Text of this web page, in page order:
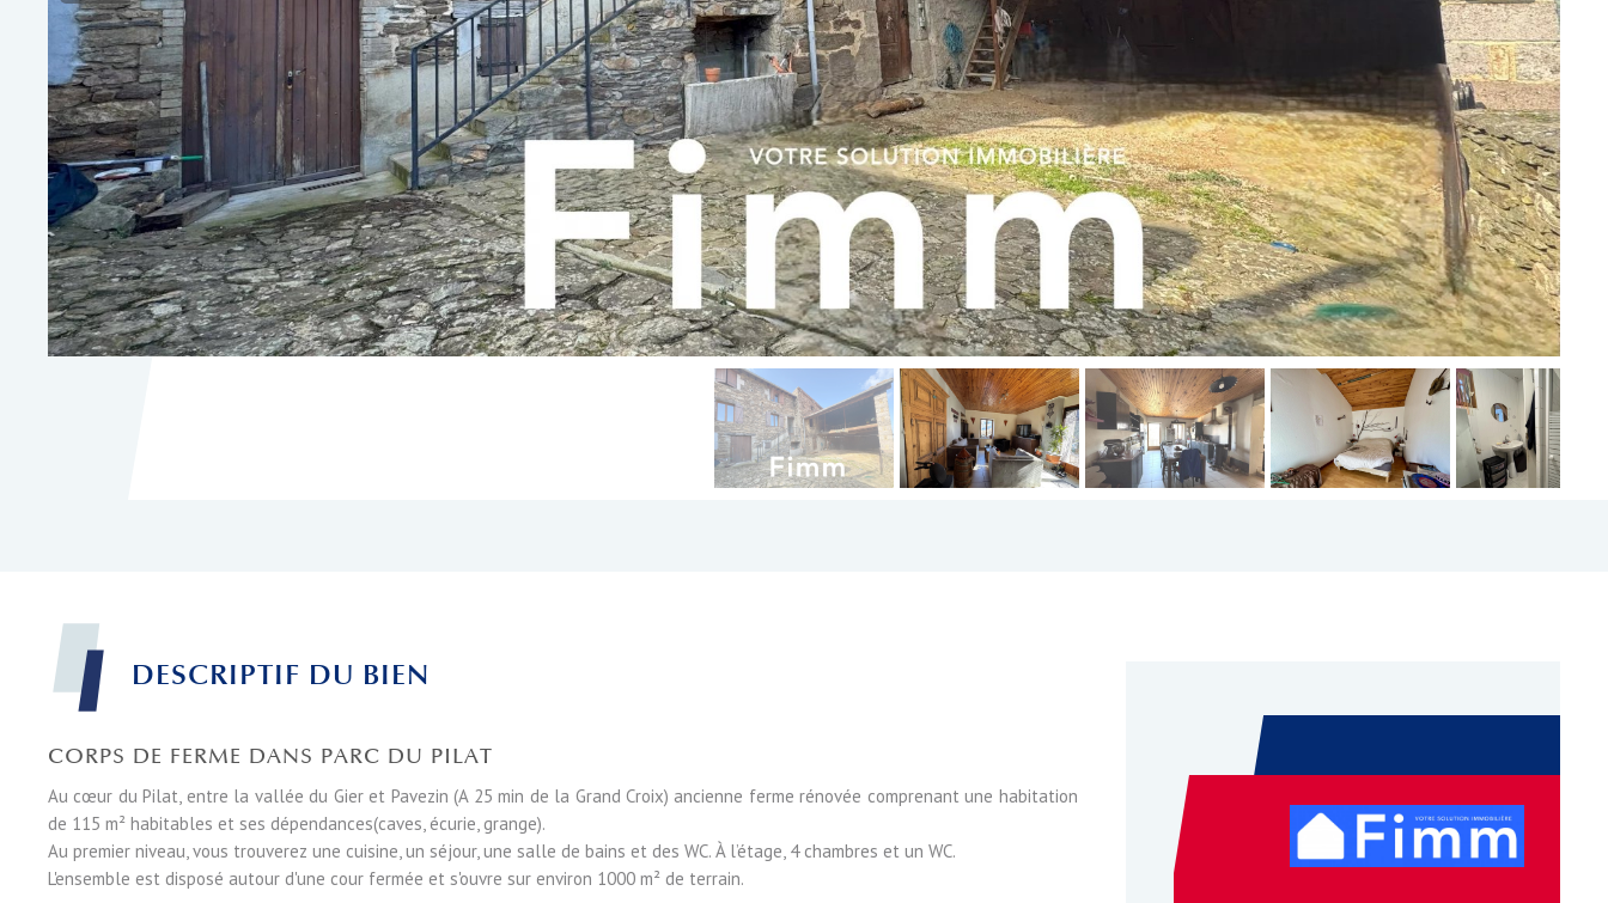
DESCRIPTIF DU BIEN
CORPS DE FERME DANS PARC DU PILAT
Au cœur du Pilat, entre la vallée du Gier et Pavezin (A 25 min de la Grand Croix) ancienne ferme rénovée comprenant une habitation
de 115 m² habitables et ses dépendances(caves, écurie, grange).
Au premier niveau, vous trouverez une cuisine, un séjour, une salle de bains et des WC. À l’étage, 4 chambres et un WC.
L'ensemble est disposé autour d'une cour fermée et s'ouvre sur environ 1000 m² de terrain.